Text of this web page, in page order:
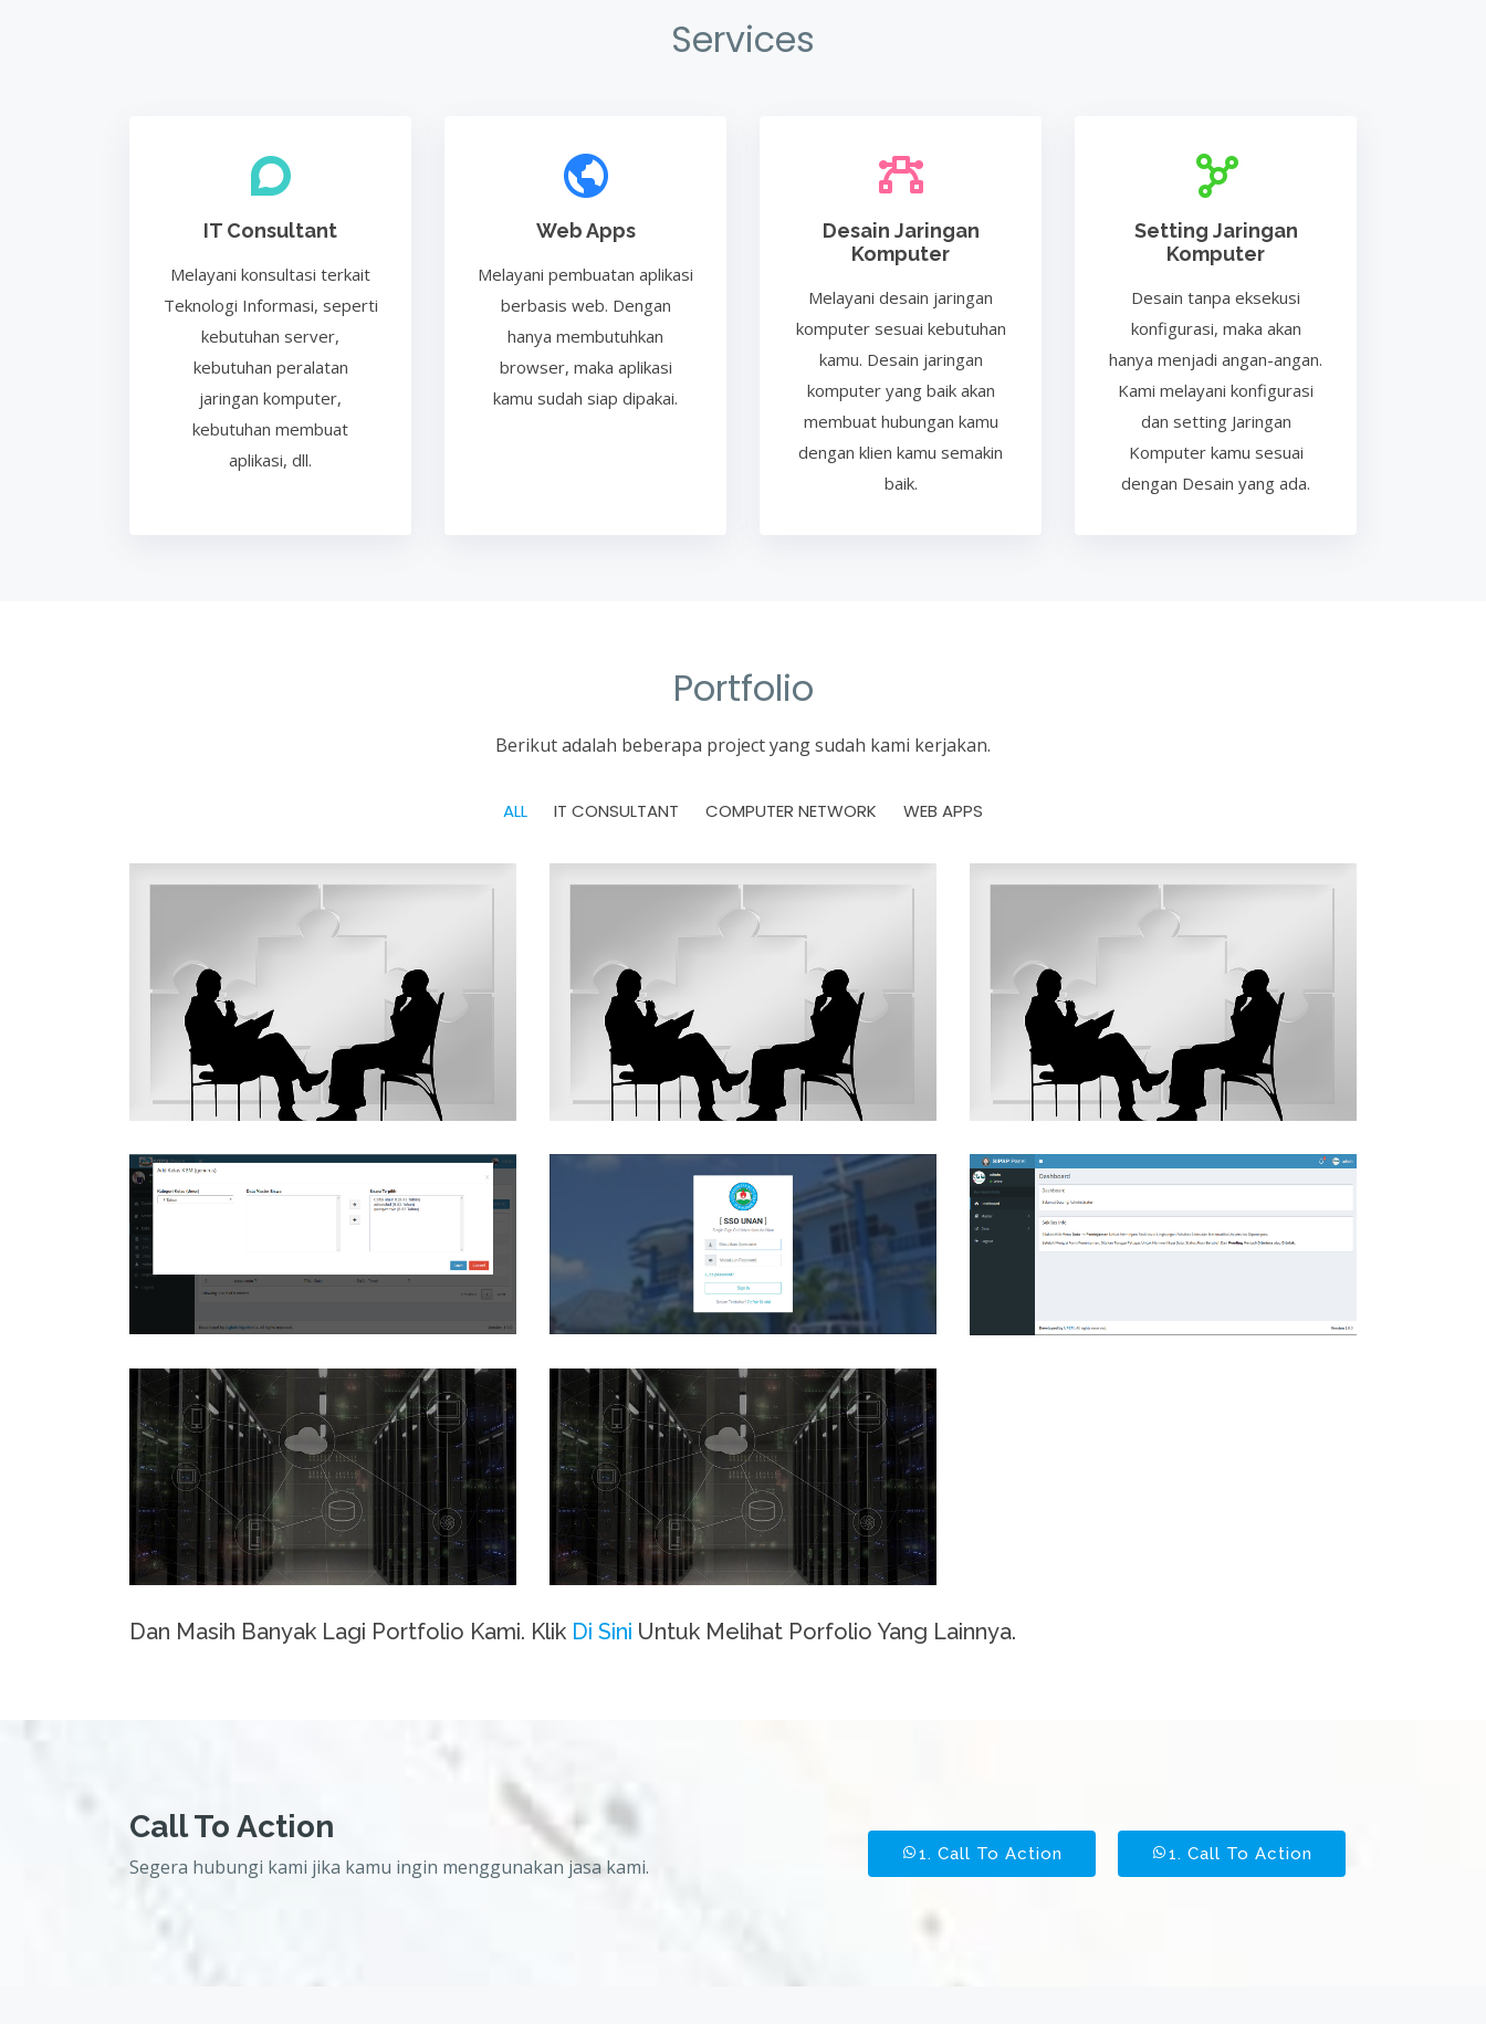
Services
IT Consultant
Melayani konsultasi terkait
Teknologi Informasi, seperti
kebutuhan server,
kebutuhan peralatan
jaringan komputer,
kebutuhan membuat
aplikasi, dll.
Web Apps
Melayani pembuatan aplikasi
berbasis web. Dengan
hanya membutuhkan
browser, maka aplikasi
kamu sudah siap dipakai.
Desain Jaringan
Komputer
Melayani desain jaringan
komputer sesuai kebutuhan
kamu. Desain jaringan
komputer yang baik akan
membuat hubungan kamu
dengan klien kamu semakin
baik.
Setting Jaringan
Komputer
Desain tanpa eksekusi
konfigurasi, maka akan
hanya menjadi angan-angan.
Kami melayani konfigurasi
dan setting Jaringan
Komputer kamu sesuai
dengan Desain yang ada.
Portfolio
Berikut adalah beberapa project yang sudah kami kerjakan.
ALL IT CONSULTANT COMPUTER NETWORK WEB APPS
Dan Masih Banyak Lagi Portfolio Kami. Klik Di Sini Untuk Melihat Porfolio Yang Lainnya.
Call To Action
Segera hubungi kami jika kamu ingin menggunakan jasa kami.
1. Call To Action 1. Call To Action